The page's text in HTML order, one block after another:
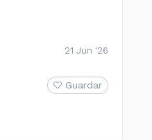
21 Jun '26
Guardar